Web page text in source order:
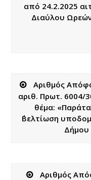
από 24.2.2025
Διαύλου
Αριθμός
αριθ. Πρωτ. 6004/
θέμα:
΄΄Βελτίωση
Δήμου
Αριθμός